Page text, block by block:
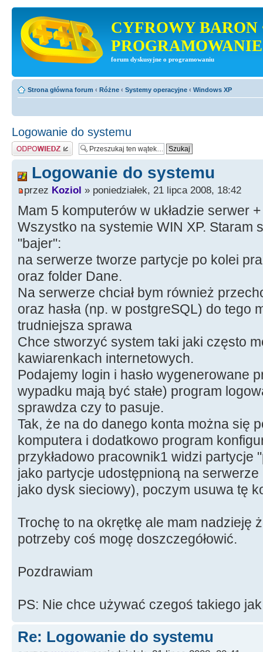
CYFROWY BARON
PROGRAMOWANIE
forum dyskusyjne o programowaniu
Strona główna forum ‹ Różne ‹ Systemy operacyjne ‹ Windows XP
Logowanie do systemu
Odpowiedz
Logowanie do systemu
przez Koziol » poniedziałek, 21 lipca 2008, 18:42
Mam 5 komputerów w układzie serwer
Wszystko na systemie WIN XP. Staram
"bajer":
na serwerze tworze partycje po kolei
oraz folder Dane.
Na serwerze chciał bym również
oraz hasła (np. w postgreSQL) do tego
trudniejsza sprawa
Chce stworzyć system taki jaki często
kawiarenkach internetowych.
Podajemy login i hasło wygenerowane
wypadku mają być stałe) program
sprawdza czy to pasuje.
Tak, że na do danego konta można się
komputera i dodatkowo program
przykładowo pracownik1 widzi partycje
jako partycje udostępnioną na
jako dysk sieciowy), poczym usuwa tę
Trochę to na okrętkę ale mam nadzieję
potrzeby coś mogę doszczegółowić.
Pozdrawiam
PS: Nie chce używać czegoś takiego
Re: Logowanie do systemu